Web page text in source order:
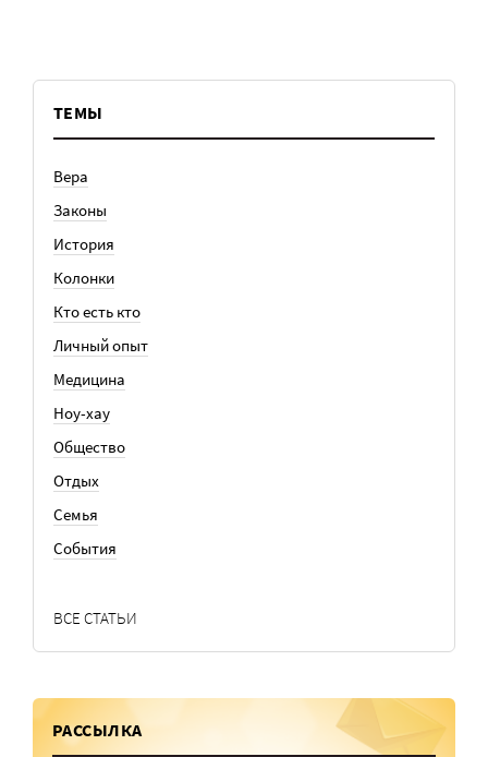
ТЕМЫ
Вера
Законы
История
Колонки
Кто есть кто
Личный опыт
Медицина
Ноу-хау
Общество
Отдых
Семья
События
ВСЕ СТАТЬИ
РАССЫЛКА